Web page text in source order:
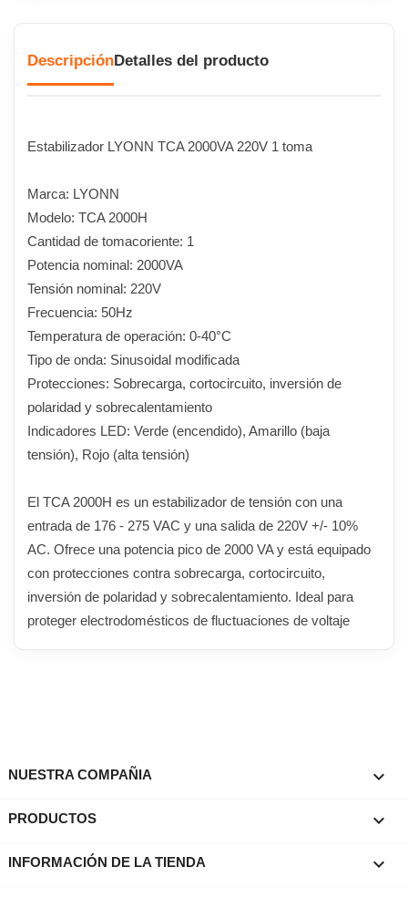
DescripciónDetalles del producto
Estabilizador LYONN TCA 2000VA 220V 1 toma
Marca: LYONN
Modelo: TCA 2000H
Cantidad de tomacoriente: 1
Potencia nominal: 2000VA
Tensión nominal: 220V
Frecuencia: 50Hz
Temperatura de operación: 0-40°C
Tipo de onda: Sinusoidal modificada
Protecciones: Sobrecarga, cortocircuito, inversión de
polaridad y sobrecalentamiento
Indicadores LED: Verde (encendido), Amarillo (baja
tensión), Rojo (alta tensión)
El TCA 2000H es un estabilizador de tensión con una
entrada de 176 - 275 VAC y una salida de 220V +/- 10%
AC. Ofrece una potencia pico de 2000 VA y está equipado
con protecciones contra sobrecarga, cortocircuito,
inversión de polaridad y sobrecalentamiento. Ideal para
proteger electrodomésticos de fluctuaciones de voltaje
NUESTRA COMPAÑIA 
PRODUCTOS 
INFORMACIÓN DE LA TIENDA keyboard_arrow_down